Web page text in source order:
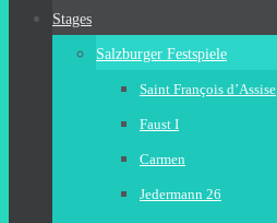
Zum
Stages
Salzburger Festspiele
Saint François d’Assise
Faust I
Carmen
Jedermann 26